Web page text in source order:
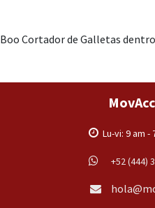
Boo Cortador de Galletas
MovAcc
Lu-vi: 9 am -
+52 (444)